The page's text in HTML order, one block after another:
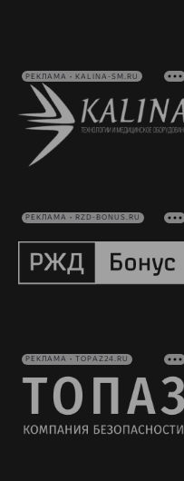
РЕКЛАМА • KALINA-SM.RU
РЕКЛАМА • RZD-BONUS.RU
РЕКЛАМА • TOPAZ24.RU